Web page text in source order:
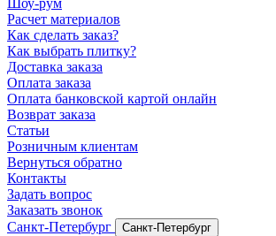
Шоу-рум
Расчет материалов
Как сделать заказ?
Как выбрать плитку?
Доставка заказа
Оплата заказа
Оплата банковской картой онлайн
Возврат заказа
Статьи
Розничным клиентам
Вернуться обратно
Контакты
Задать вопрос
Заказать звонок
Санкт-Петербург
Санкт-Петербург